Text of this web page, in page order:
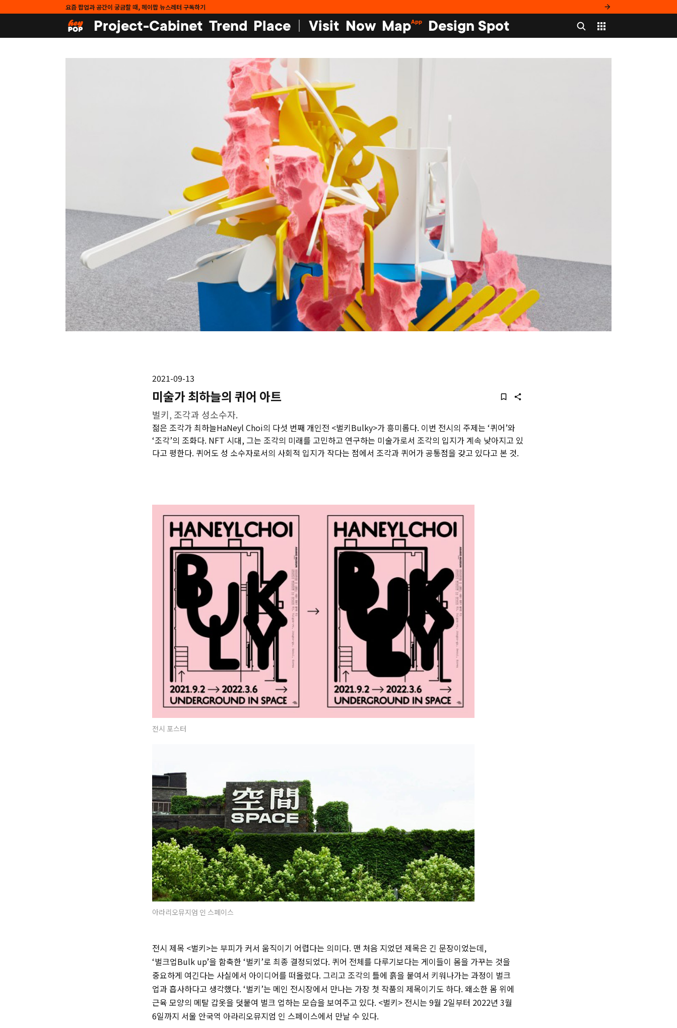
요즘 팝업과 공간이 궁금할 때, 헤이팝 뉴스레터 구독하기
Project-Cabinet Trend Place Visit Now MapApp Design Spot
2021-09-13
미술가 최하늘의 퀴어 아트
벌키, 조각과 성소수자.
젊은 조각가 최하늘HaNeyl Choi의 다섯 번째 개인전 <벌키Bulky>가 흥미롭다. 이번 전시의 주제는 ‘퀴어’와
‘조각’의 조화다. NFT 시대, 그는 조각의 미래를 고민하고 연구하는 미술가로서 조각의 입지가 계속 낮아지고 있
다고 평한다. 퀴어도 성 소수자로서의 사회적 입지가 작다는 점에서 조각과 퀴어가 공통점을 갖고 있다고 본 것.
전시 포스터
아라리오뮤지엄 인 스페이스
전시 제목 <벌키>는 부피가 커서 움직이기 어렵다는 의미다. 맨 처음 지었던 제목은 긴 문장이었는데,
‘벌크업Bulk up’을 함축한 ‘벌키’로 최종 결정되었다. 퀴어 전체를 다루기보다는 게이들이 몸을 가꾸는 것을
중요하게 여긴다는 사실에서 아이디어를 떠올렸다. 그리고 조각의 틀에 흙을 붙여서 키워나가는 과정이 벌크
업과 흡사하다고 생각했다. ‘벌키’는 메인 전시장에서 만나는 가장 첫 작품의 제목이기도 하다. 왜소한 몸 위에
근육 모양의 메탈 갑옷을 덧붙여 벌크 업하는 모습을 보여주고 있다. <벌키> 전시는 9월 2일부터 2022년 3월
6일까지 서울 안국역 아라리오뮤지엄 인 스페이스에서 만날 수 있다.